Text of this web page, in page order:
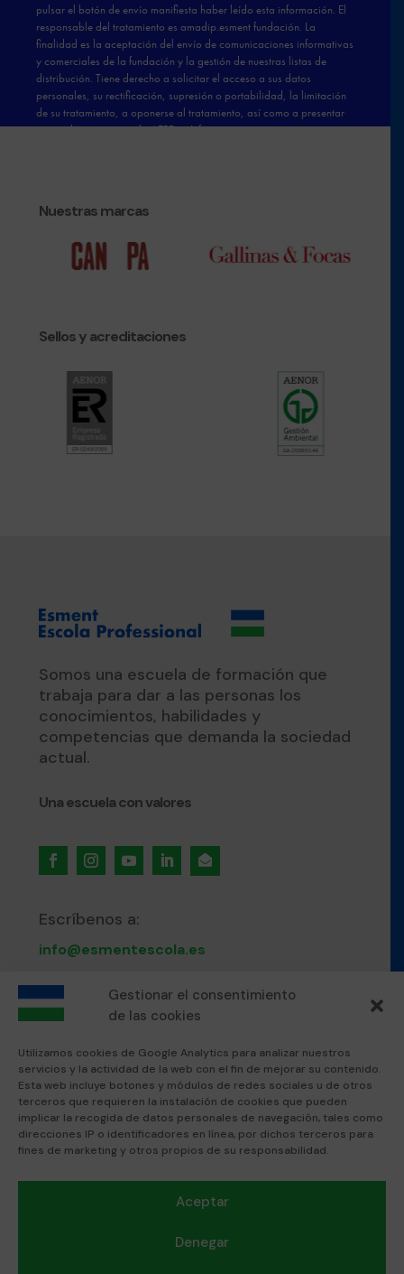
Gestionar el consentimiento
de las cookies
Utilizamos cookies de Google Analytics para analizar nuestros
servicios y la actividad de la web con el fin de mejorar su contenido.
Esta web incluye botones y módulos de redes sociales u de otros
terceros que requieren la instalación de cookies que pueden
implicar la recogida de datos personales de navegación, tales como
direcciones IP o identificadores en línea, por dichos terceros para
fines de marketing y otros propios de su responsabilidad.
Aceptar
Denegar
Nuestras marcas
Sellos y acreditaciones
Somos una escuela de formación que
trabaja para dar a las personas los
conocimientos, habilidades y
competencias que demanda la sociedad
actual.
Una escuela con valores

Escríbenos a:
info@esmentescola.es
Llámanos al:
871 80 51 12
Visítanos en:
Esment Escola Professional
Esment Inca
Política de privacidad